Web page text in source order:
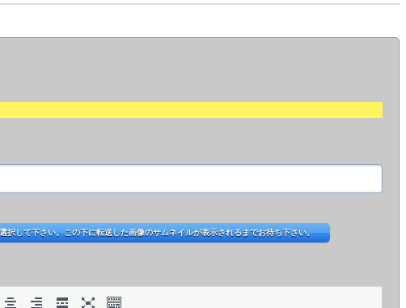
して下さい。この下に転送した画像のサムネイルが表示されるまでお待ち下さい。